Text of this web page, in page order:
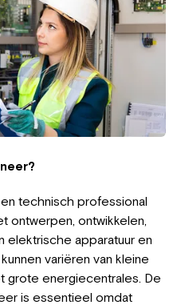
technisch professional
ontwerpen, ontwikkelen,
elektrische apparatuur en
variëren van kleine
grote energiecentrales. De
is essentieel omdat